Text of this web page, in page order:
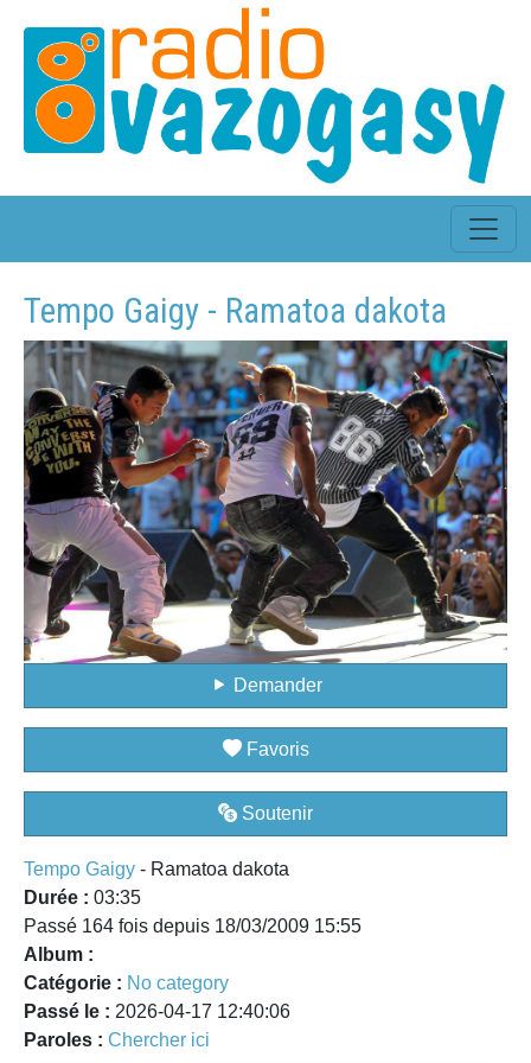
Tempo Gaigy - Ramatoa dakota
Demander
Favoris
Soutenir
Tempo Gaigy - Ramatoa dakota
Durée : 03:35
Passé 164 fois depuis 18/03/2009 15:55
Album :
Catégorie : No category
Passé le : 2026-04-17 12:40:06
Paroles : Chercher ici